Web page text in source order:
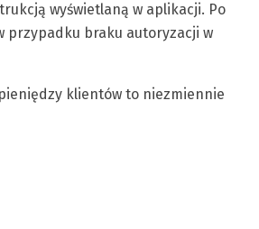
wyświetlaną w aplikacji. Po
przypadku braku autoryzacji w
klientów to niezmiennie